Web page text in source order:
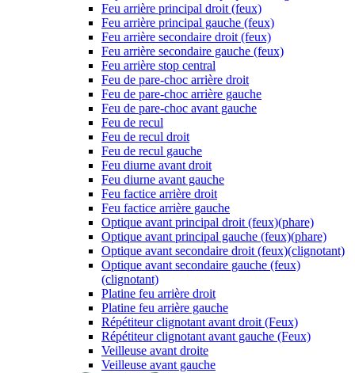
Feu arrière principal droit (feux)
Feu arrière principal gauche (feux)
Feu arrière secondaire droit (feux)
Feu arrière secondaire gauche (feux)
Feu arrière stop central
Feu de pare-choc arrière droit
Feu de pare-choc arrière gauche
Feu de pare-choc avant gauche
Feu de recul
Feu de recul droit
Feu de recul gauche
Feu diurne avant droit
Feu diurne avant gauche
Feu factice arrière droit
Feu factice arrière gauche
Optique avant principal droit (feux)(phare)
Optique avant principal gauche (feux)(phare)
Optique avant secondaire droit (feux)(clignotant)
Optique avant secondaire gauche (feux)
(clignotant)
Platine feu arrière droit
Platine feu arrière gauche
Répétiteur clignotant avant droit (Feux)
Répétiteur clignotant avant gauche (Feux)
Veilleuse avant droite
Veilleuse avant gauche